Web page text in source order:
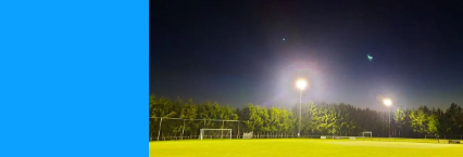
SOURCEANE (59)
Centre Aquatique Piscine